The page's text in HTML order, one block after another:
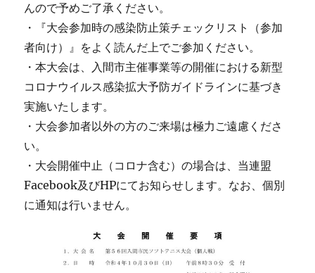
んので予めご了承ください。
・『大会参加時の感染防止策チェックリスト（参加
者向け）』をよく読んだ上でご参加ください。
・本大会は、入間市主催事業等の開催における新型
コロナウイルス感染拡大予防ガイドラインに基づき
実施いたします。
・大会参加者以外の方のご来場は極力ご遠慮くださ
い。
・大会開催中止（コロナ含む）の場合は、当連盟
Facebook及びHPにてお知らせします。なお、個別
に通知は行いません。